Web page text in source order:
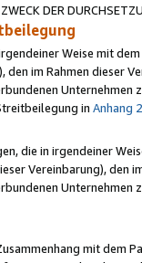
DER
Weise mit
den im Rahmen dieser
in Anhang 2
die in irgendeiner
Vereinbarung), den
mit dem